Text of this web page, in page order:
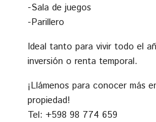
-Sala de juegos
-Parillero
Ideal tanto para vivir todo el
inversión o renta temporal.
¡Llámenos para conocer más
propiedad!
Tel: +598 98 774 659